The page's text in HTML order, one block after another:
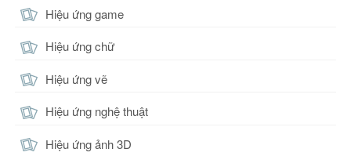
Hiệu ứng game
Hiệu ứng chữ
Hiệu ứng vẽ
Hiệu ứng nghệ thuật
Hiệu ứng ảnh 3D